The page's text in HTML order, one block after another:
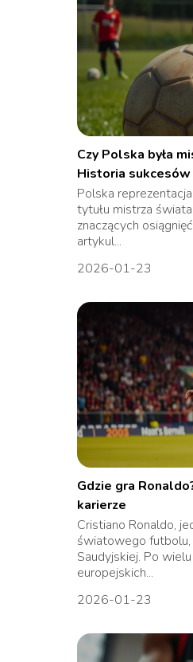
Czy Polska była
Historia sukcesów
Polska
tytułu mistrza
znaczących
artykul...
2026-01-23
Gdzie gra
karierze
Cristiano Ronaldo,
światowego
Saudyjskiej. Po
europejskich...
2026-01-23